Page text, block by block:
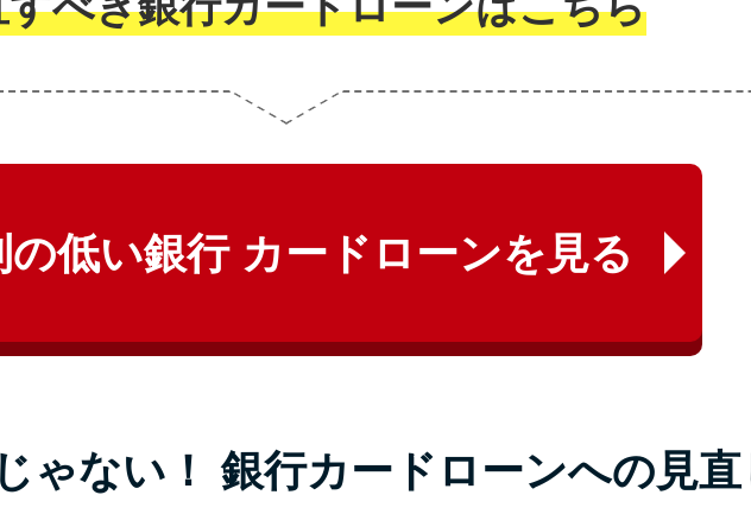
の低い銀行 カードローンを見る
ゃない！ 銀行カードローンへの見